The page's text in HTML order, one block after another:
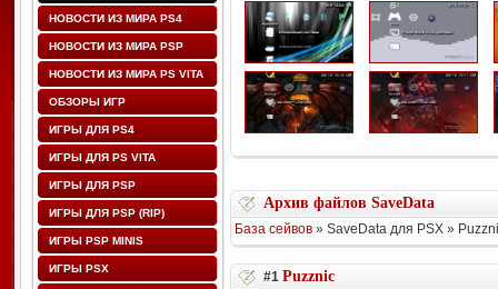
НОВОСТИ ИЗ МИРА PS4
НОВОСТИ ИЗ МИРА PSP
НОВОСТИ ИЗ МИРА PS VITA
ОБЗОРЫ ИГР
ИГРЫ ДЛЯ PS4
ИГРЫ ДЛЯ PS VITA
ИГРЫ ДЛЯ PSP
ИГРЫ ДЛЯ PSP (RIP)
ИГРЫ PSP MINIS
ИГРЫ PSX
Архив файлов SaveData
База сейвов» SaveData для PSX »
#1 Puzznic